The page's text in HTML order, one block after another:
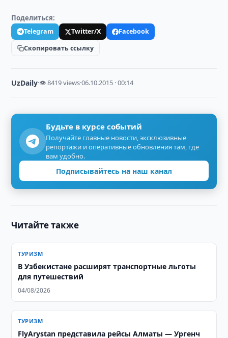
Поделиться:
Telegram Twitter/X
Facebook
Скопировать ссылку
UzDaily·👁 8419 views·06.10.2015 · 00:14
Будьте в курсе событий
Получайте главные новости, эксклюзивные
репортажи и оперативные обновления там, где
вам удобно.
Подписывайтесь на наш канал
Читайте также
ТУРИЗМ
В Узбекистане расширят транспортные льготы
для путешествий
04/08/2026
ТУРИЗМ
FlyArystan представила рейсы Алматы — Ургенч